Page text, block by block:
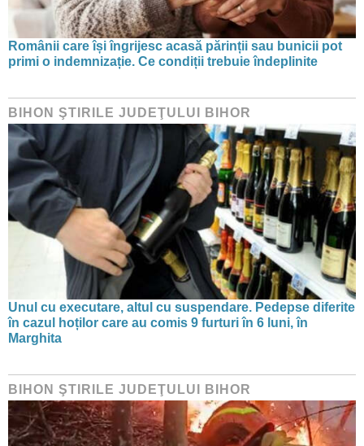
Românii care își îngrijesc acasă părinții sau bunicii pot
primi o indemnizație. Ce condiții trebuie îndeplinite
BIHON ŞTIRILE JUDEŢULUI BIHOR
Unul cu executare, altul cu suspendare. Pedepse diferite
în cazul hoților care au comis 9 furturi în 6 luni, în
Marghita
BIHON ŞTIRILE JUDEŢULUI BIHOR